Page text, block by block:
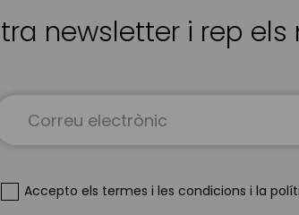
newsletter i rep
Up
Accepto els termes i les condicions i la